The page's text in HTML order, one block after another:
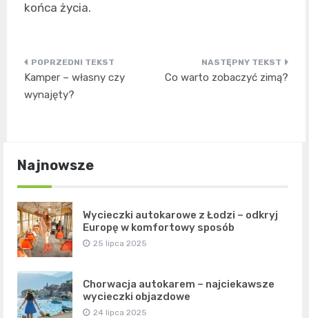
końca życia.
Nawigacja
wpisu
Kamper – własny czy
wynajęty?
Co warto zobaczyć zimą?
Najnowsze
Wycieczki autokarowe z Łodzi – odkryj
Europę w komfortowy sposób
25 lipca 2025
Chorwacja autokarem – najciekawsze
wycieczki objazdowe
24 lipca 2025